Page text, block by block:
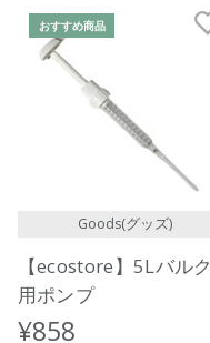
おすすめ商品
Goods(グッズ)
【ecostore】5Lバルク
用ポンプ
¥858